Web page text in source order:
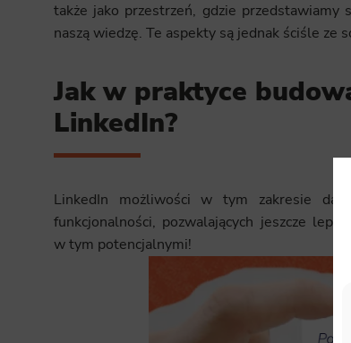
także jako przestrzeń, gdzie przedstawiamy
naszą wiedzę. Te aspekty są jednak ściśle
Jak w praktyce
LinkedIn?
LinkedIn możliwości w tym zakresie
funkcjonalności, pozwalających jeszcze
w tym potencjalnymi!